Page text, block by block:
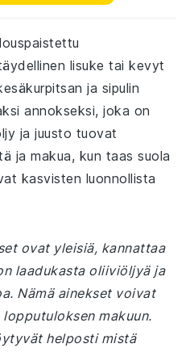
lisuke tai kevyt
ja sipulin
annokseksi, joka on
ja juusto tuovat
ja makua, kun taas suola
kasvisten luonnollista
ovat yleisiä, kannattaa
laadukasta oliiviöljyä ja
Nämä ainekset voivat
makuun.
helposti mistä